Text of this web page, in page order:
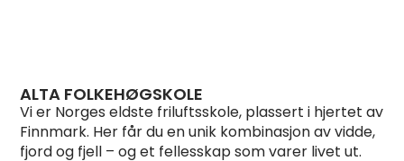
ALTA FOLKEHØGSKOLE
Vi er Norges eldste friluftsskole, plassert i hjertet av
Finnmark. Her får du en unik kombinasjon av vidde,
fjord og fjell – og et fellesskap som varer livet ut.